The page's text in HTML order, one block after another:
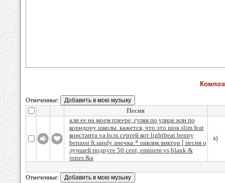
Отмеченные:
Песня
али ее на моем плеере, гуляя по улице или по
коридору школы. кажется, что это шок slim feat
константа va.bcss сергей кот lightbeat benny
benassi ft.sandy анечка:* павлик виктор [ песня о
лучшей подруге 50 cent, eminem vs blank &
jones &a
x)
Отмеченные: